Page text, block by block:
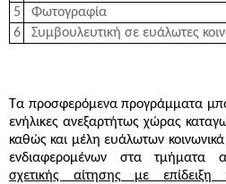
5
Φωτογραφία
6
Συμβουλευτική σε ευάλωτες
Τα προσφερόμενα προγράμματα
ενήλικες ανεξαρτήτως χώρας
καθώς και μέλη ευάλωτων
ενδιαφερομένων στα τμήματα
σχετικής αίτησης με επίδειξη